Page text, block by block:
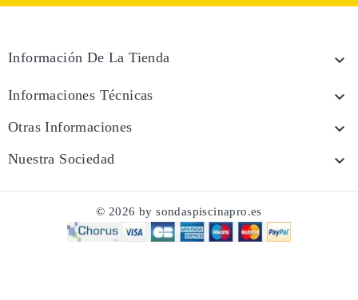
Información De La Tienda 
Informaciones Técnicas 
Otras Informaciones 
Nuestra Sociedad 
© 2026 by sondaspiscinapro.es